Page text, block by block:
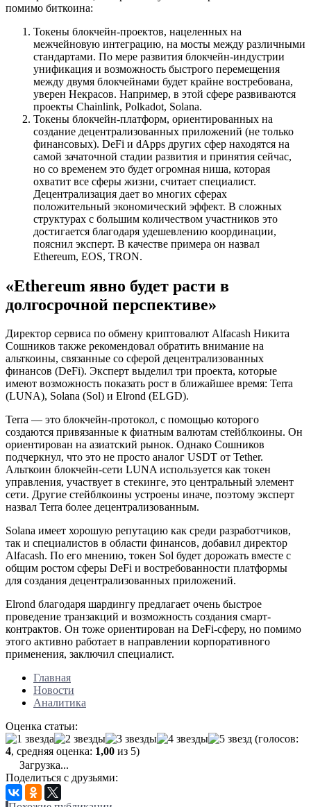
помимо биткоина:
Токены блокчейн-проектов, нацеленных на
межчейновую интеграцию, на мосты между различными
стандартами. По мере развития блокчейн-индустрии
унификация и возможность быстрого перемещения
между двумя блокчейнами будет крайне востребована,
уверен Некрасов. Например, в этой сфере развиваются
проекты Chainlink, Polkadot, Solana.
Токены блокчейн-платформ, ориентированных на
создание децентрализованных приложений (не только
финансовых). DeFi и dApps других сфер находятся на
самой зачаточной стадии развития и принятия сейчас,
но со временем это будет огромная ниша, которая
охватит все сферы жизни, считает специалист.
Децентрализация дает во многих сферах
положительный экономический эффект. В сложных
структурах с большим количеством участников это
достигается благодаря удешевлению координации,
пояснил эксперт. В качестве примера он назвал
Ethereum, EOS, TRON.
«Ethereum явно будет расти в
долгосрочной перспективе»
Директор сервиса по обмену криптовалют Alfacash Никита
Сошников также рекомендовал обратить внимание на
альткоины, связанные со сферой децентрализованных
финансов (DeFi). Эксперт выделил три проекта, которые
имеют возможность показать рост в ближайшее время: Terra
(LUNA), Solana (Sol) и Elrond (ELGD).
Terra — это блокчейн-протокол, с помощью которого
создаются привязанные к фиатным валютам стейблкоины. Он
ориентирован на азиатский рынок. Однако Сошников
подчеркнул, что это не просто аналог USDT от Tether.
Альткоин блокчейн-сети LUNA используется как токен
управления, участвует в стекинге, это центральный элемент
сети. Другие стейблкоины устроены иначе, поэтому эксперт
назвал Terra более децентрализованным.
Solana имеет хорошую репутацию как среди разработчиков,
так и специалистов в области финансов, добавил директор
Alfacash. По его мнению, токен Sol будет дорожать вместе с
общим ростом сферы DeFi и востребованности платформы
для создания децентрализованных приложений.
Elrond благодаря шардингу предлагает очень быстрое
проведение транзакций и возможность создания смарт-
контрактов. Он тоже ориентирован на DeFi-сферу, но помимо
этого активно работает в направлении корпоративного
применения, заключил специалист.
Главная
Новости
Аналитика
Оценка статьи:
(голосов:
4, средняя оценка: 1,00 из 5)
Загрузка...
Поделиться с друзьями: